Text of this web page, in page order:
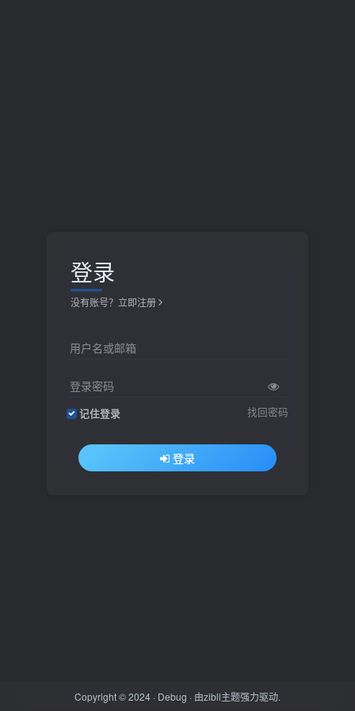
登录
没有账号？立即注册
用户名或邮箱
登录密码
记住登录 找回密码
登录
Copyright © 2024 · Debug · 由zibll主题强力驱动.